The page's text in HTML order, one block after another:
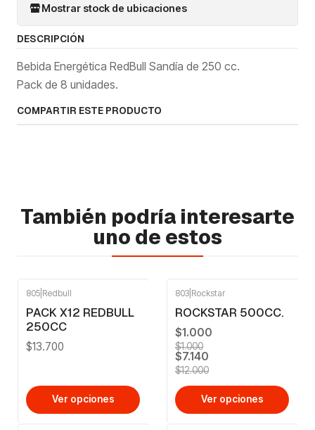
Mostrar stock de ubicaciones
DESCRIPCIÓN
Bebida Energética RedBull Sandía de 250 cc.
Pack de 8 unidades.
COMPARTIR ESTE PRODUCTO
También podría interesarte
uno de estos
805 Redbull
PACK X12 REDBULL
250CC
$13.700
Ver opciones
803 Rockstar
ROCKSTAR 500CC.
$1.000
$1.000
$7.140
$12.000
Ver opciones